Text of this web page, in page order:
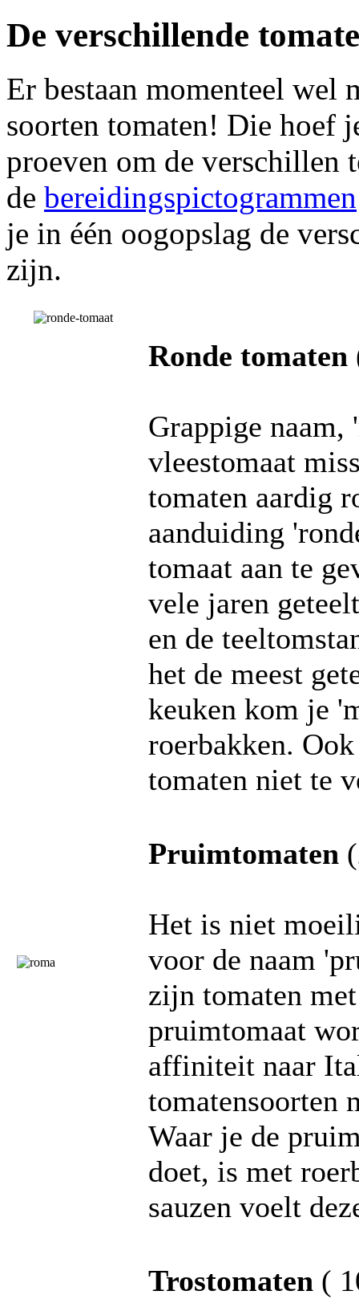
De verschillende
Er bestaan momenteel wel
soorten tomaten! Die hoef
proeven om de verschillen
de bereidingspictogrammen
je in één oogopslag de
zijn.
Ronde tomaten
Grappige naam,
vleestomaat
tomaten aardig
aanduiding
tomaat aan te
vele jaren
en de
het de meest
keuken kom je
roerbakken.
tomaten niet te
Pruimtomaten
Het is niet
voor de naam
zijn tomaten
pruimtomaat
affiniteit naar
tomatensoorten
Waar je de
doet, is met
sauzen voelt
Trostomaten (